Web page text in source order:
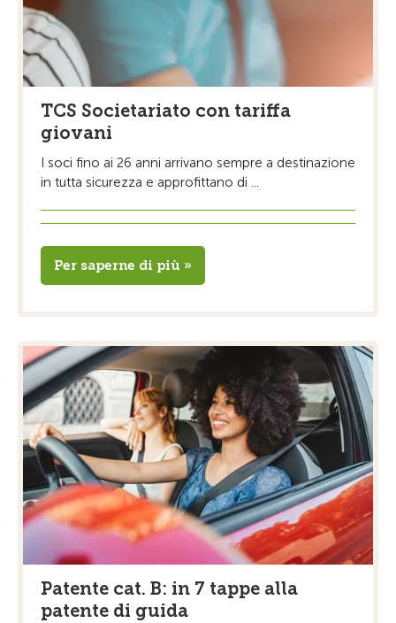
TCS Societariato con tariffa
giovani
I soci fino ai 26 anni arrivano sempre a destinazione
in tutta sicurezza e approfittano di ...
Per saperne di più »
Patente cat. B: in 7 tappe alla
patente di guida